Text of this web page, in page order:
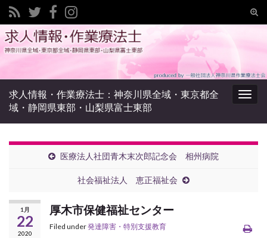
Search for:
求人情報・作業療法士：神奈川県全域・東京都全
域・静岡県東部・山梨県富士東部
医療法人社団青木末次郎記念会 相州病院
社会福祉法人 恵正福祉会
1月
22
2020
厚木市保健福祉センター
Filed under発達障害・特別支援教育